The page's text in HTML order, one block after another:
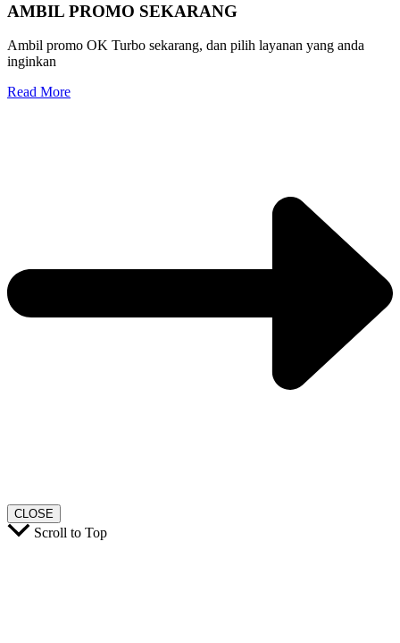
AMBIL PROMO SEKARANG
Ambil promo OK Turbo sekarang, dan pilih layanan yang anda
inginkan
Read More
CLOSE
Scroll to Top